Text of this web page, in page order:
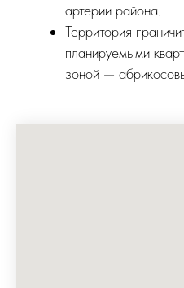
артерии района.
Территория
планируемыми
зоной —